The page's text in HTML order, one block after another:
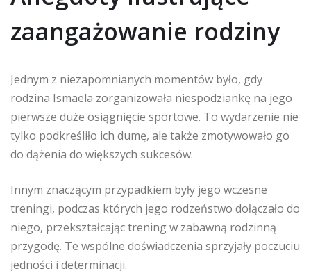
zaangażowanie rodziny
Jednym z niezapomnianych momentów było, gdy
rodzina Ismaela zorganizowała niespodziankę na jego
pierwsze duże osiągnięcie sportowe. To wydarzenie nie
tylko podkreśliło ich dumę, ale także zmotywowało go
do dążenia do większych sukcesów.
Innym znaczącym przypadkiem były jego wczesne
treningi, podczas których jego rodzeństwo dołączało do
niego, przekształcając trening w zabawną rodzinną
przygodę. Te wspólne doświadczenia sprzyjały poczuciu
jedności i determinacji.